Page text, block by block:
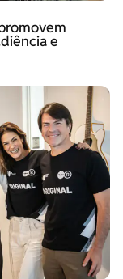
e